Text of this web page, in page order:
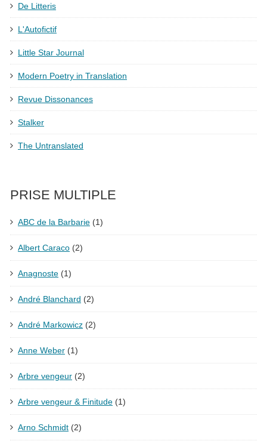
De Litteris
L'Autofictif
Little Star Journal
Modern Poetry in Translation
Revue Dissonances
Stalker
The Untranslated
PRISE MULTIPLE
ABC de la Barbarie (1)
Albert Caraco (2)
Anagnoste (1)
André Blanchard (2)
André Markowicz (2)
Anne Weber (1)
Arbre vengeur (2)
Arbre vengeur & Finitude (1)
Arno Schmidt (2)